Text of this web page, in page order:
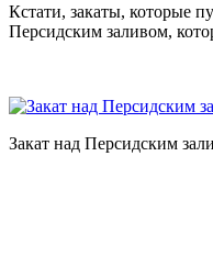
Кстати, закаты, которые
Персидским заливом,
Закат над Персидским